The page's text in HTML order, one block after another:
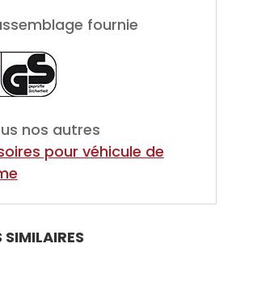
fournie
nos autres
pour véhicule de